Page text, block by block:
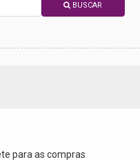
BUSCAR
para as compras